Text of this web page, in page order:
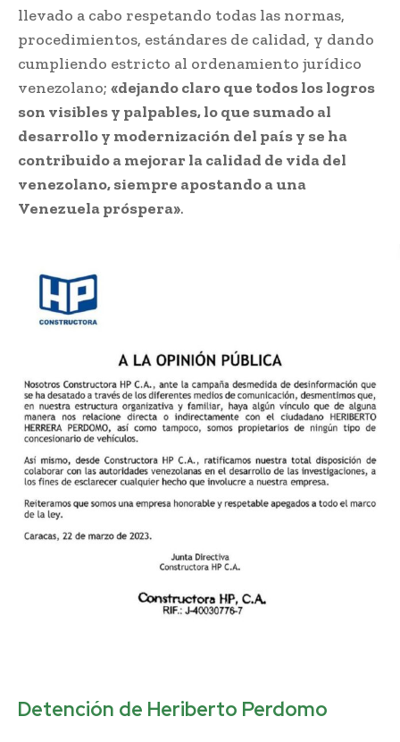
llevado a cabo respetando todas las normas,
procedimientos, estándares de calidad, y dando
cumpliendo estricto al ordenamiento jurídico
venezolano; «dejando claro que todos los logros
son visibles y palpables, lo que sumado al
desarrollo y modernización del país y se ha
contribuido a mejorar la calidad de vida del
venezolano, siempre apostando a una
Venezuela próspera».
Detención de Heriberto Perdomo